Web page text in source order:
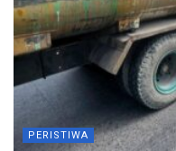
PERISTIWA